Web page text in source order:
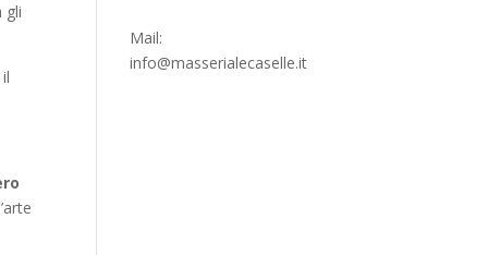
gli
Mail:
info@masserialecaselle.it